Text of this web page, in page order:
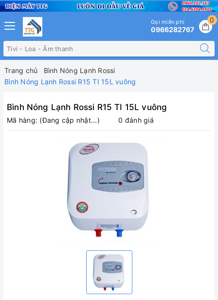
0
Gọi miễn phí
0966282767
Trang chủ
Bình Nóng Lạnh Rossi
Bình Nóng Lạnh Rossi R15 TI 15L vuông
Bình Nóng Lạnh Rossi R15 TI 15L vuông
Mã hàng: (Đang cập nhật...) 0 đánh giá